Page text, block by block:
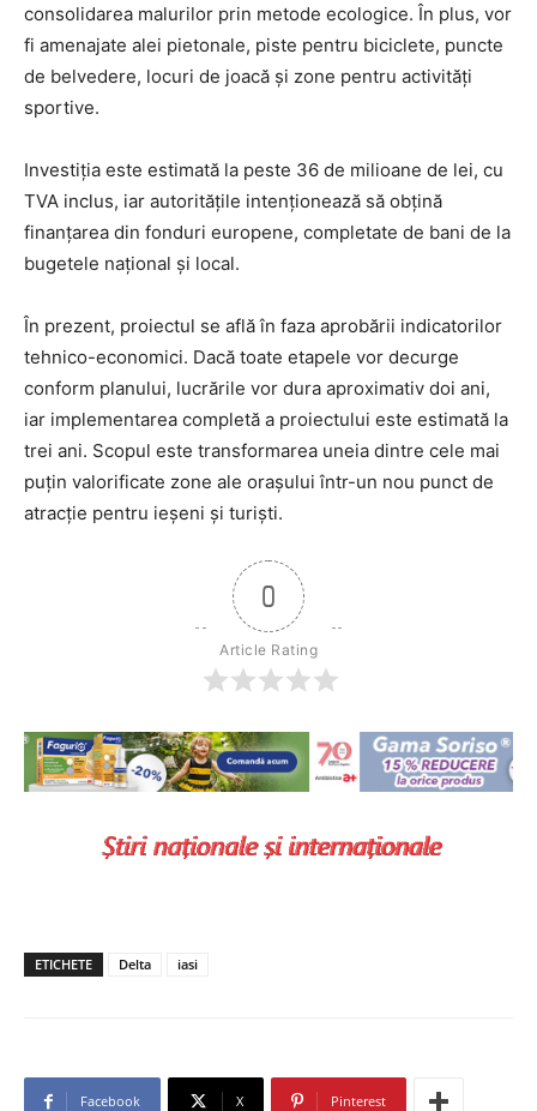
consolidarea malurilor prin metode ecologice. În plus, vor
fi amenajate alei pietonale, piste pentru biciclete, puncte
de belvedere, locuri de joacă și zone pentru activități
sportive.
Investiția este estimată la peste 36 de milioane de lei, cu
TVA inclus, iar autoritățile intenționează să obțină
finanțarea din fonduri europene, completate de bani de la
bugetele național și local.
În prezent, proiectul se află în faza aprobării indicatorilor
tehnico-economici. Dacă toate etapele vor decurge
conform planului, lucrările vor dura aproximativ doi ani,
iar implementarea completă a proiectului este estimată la
trei ani. Scopul este transformarea uneia dintre cele mai
puțin valorificate zone ale orașului într-un nou punct de
atracție pentru ieșeni și turiști.
0
Article Rating
ETICHETE Delta iasi
Facebook X Pinterest